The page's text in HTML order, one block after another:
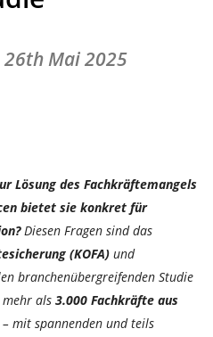
26th Mai 2025
Lösung des Fachkräftemangels
bietet sie konkret für
Diesen Fragen sind das
(KOFA) und
branchenübergreifenden Studie
mehr als 3.000 Fachkräfte aus
– mit spannenden und teils